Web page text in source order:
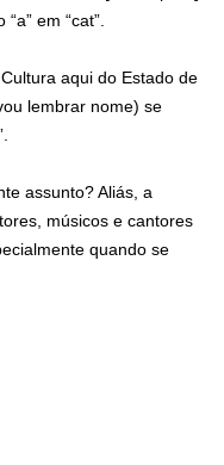
em “cat”.
aqui do Estado de
lembrar nome) se
assunto? Aliás, a
músicos e cantores
quando se